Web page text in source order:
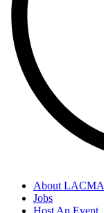
About LACMA
Jobs
Host An Event